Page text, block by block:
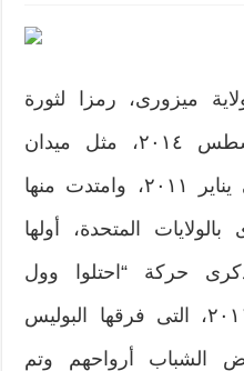
ميزورى، رمزا لثورة
الشعب الأمريكى فى أغسطس ٢٠١٤، مثل ميدان
التحرير للثورة المصرية فى يناير ٢٠١١، وامتدت منها
المتحدة، أولها
حركة “احتلوا وول
ستريت” ومظاهراتها عام ٢٠١١، التى فرقها البوليس
الشباب أرواحهم وتم